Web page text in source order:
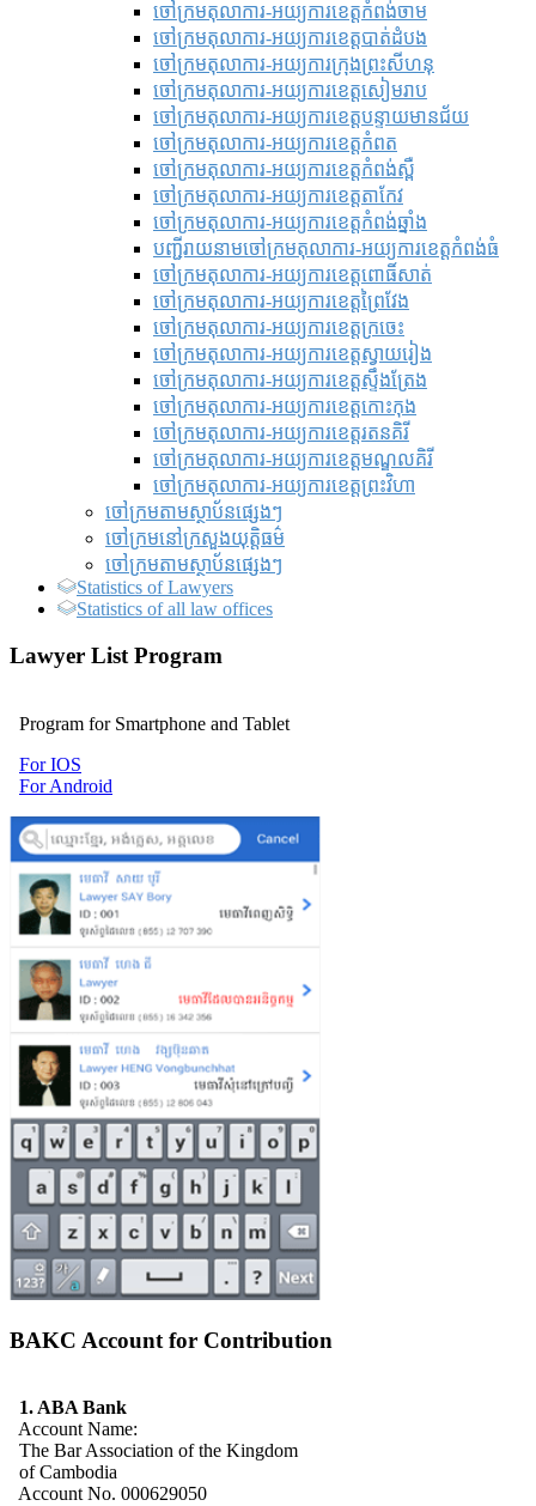
ចៅក្រមតុលាការ-អយ្យការខេត្តកំពង់ចាម
ចៅក្រមតុលាការ-អយ្យការខេត្តបាត់ដំបង
ចៅក្រមតុលាការ-អយ្យការ​ក្រុងព្រះសីហនុ
ចៅក្រមតុលាការ-អយ្យការខេត្តសៀមរាប
ចៅក្រមតុលាការ-អយ្យការខេត្តបន្ទាយមានជ័យ
ចៅក្រមតុលាការ-អយ្យការខេត្តកំពត
ចៅក្រមតុលាការ-អយ្យការខេត្តកំពង់ស្ពឺ
ចៅក្រមតុលាការ-អយ្យការខេត្តតាកែវ
ចៅក្រមតុលាការ-អយ្យការខេត្តកំពង់ឆ្នាំង
បញ្ជីរាយនាមចៅក្រមតុលាការ-អយ្យការខេត្តកំពង់ធំ
ចៅក្រមតុលាការ-អយ្យការខេត្តពោធិ៍សាត់
ចៅក្រមតុលាការ-អយ្យការខេត្តព្រៃវែង
ចៅក្រមតុលាការ-អយ្យការខេត្តក្រចេះ
ចៅក្រមតុលាការ-អយ្យការខេត្តស្វាយរៀង
ចៅក្រមតុលាការ-អយ្យការខេត្តស្ទឹងត្រែង
ចៅក្រមតុលាការ-អយ្យការខេត្តកោះកុង
ចៅក្រមតុលាការ-អយ្យការខេត្តរតនគិរី
ចៅក្រមតុលាការ-អយ្យការខេត្តមណ្ឌលគិរី
ចៅក្រមតុលាការ-អយ្យការខេត្តព្រះវិហា
ចៅក្រមតាមស្ថាប័នផ្សេងៗ
ចៅក្រមនៅក្រសួងយុត្តិធម៌
ចៅក្រមតាមស្ថាប័នផ្សេងៗ
Statistics of Lawyers
Statistics of all law offices
Lawyer List Program
Program for Smartphone and Tablet
For IOS
For Android
BAKC Account for Contribution
1. ABA Bank
Account Name:
The Bar Association of the Kingdom
of Cambodia
Account No. 000629050